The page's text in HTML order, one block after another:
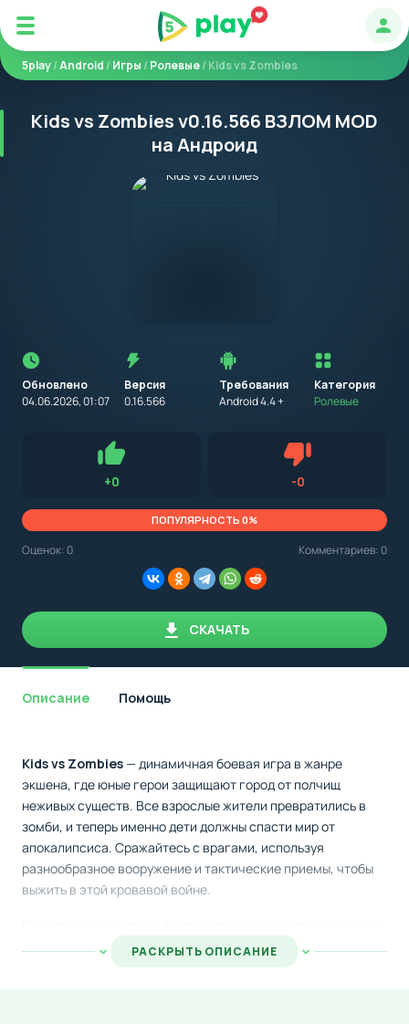
5play/Android /Игры /Ролевые/ Kids vs Zombies
Kids vs Zombies v0.16.566 ВЗЛОМ MOD
на Андроид
Обновлено
04.06.2026, 01:07
Версия
0.16.566
Требования
Android 4.4 +
установкой
приложения
на
устройство
с
указываем
минимальные
необходимые
Категория
Ролевые
обращать внимание на установленную версию Android
OS. Мы указываем минимально необходимую версию для
+0Нравится -0Не нравится
ПОПУЛЯРНОСТЬ 0%
Оценок: 0 Комментариев: 0
СКАЧАТЬ
Описание Помощь
Kids vs Zombies— динамичная боевая игра в жанре
экшена, где юные герои защищают город от полчищ
неживых существ. Все взрослые жители превратились в
зомби, и теперь именно дети должны спасти мир от
апокалипсиса. Сражайтесь с врагами, используя
разнообразное вооружение и тактические приемы, чтобы
выжить в этой кровавой войне.
оружию, защитному снаряжению и специальным боевым
инструментам, которые усиливают способности вашего
РАСКРЫТЬ ОПИСАНИЕ